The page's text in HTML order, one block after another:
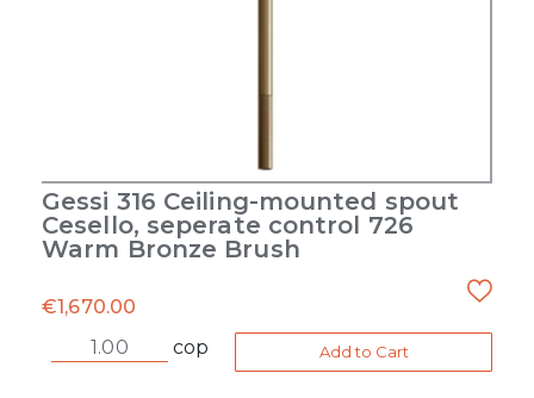
Gessi 316 Ceiling-mounted spout
Cesello, seperate control 726
Warm Bronze Brush
€1,670.00
cop
Add to Cart